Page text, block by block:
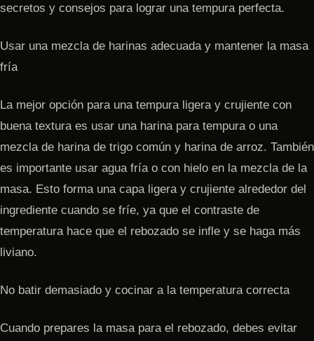
secretos y consejos para lograr una tempura perfecta.
Usar una mezcla de harinas adecuada y mantener la masa
fría
La mejor opción para una tempura ligera y crujiente con
buena textura es usar una harina para tempura o una
mezcla de harina de trigo común y harina de arroz. También
es importante usar agua fría o con hielo en la mezcla de la
masa. Esto forma una capa ligera y crujiente alrededor del
ingrediente cuando se fríe, ya que el contraste de
temperatura hace que el rebozado se infle y se haga más
liviano.
No batir demasiado y cocinar a la temperatura correcta
Cuando prepares la masa para el rebozado, debes evitar